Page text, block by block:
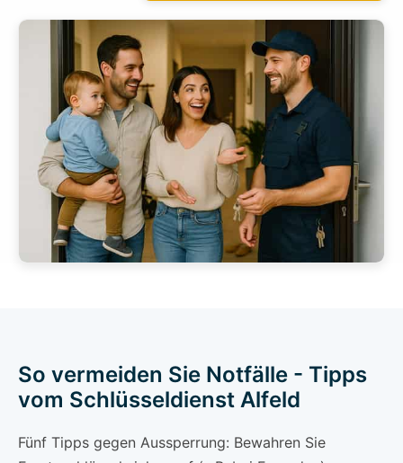
So vermeiden Sie Notfälle - Tipps
vom Schlüsseldienst Alfeld
Fünf Tipps gegen Aussperrung: Bewahren Sie